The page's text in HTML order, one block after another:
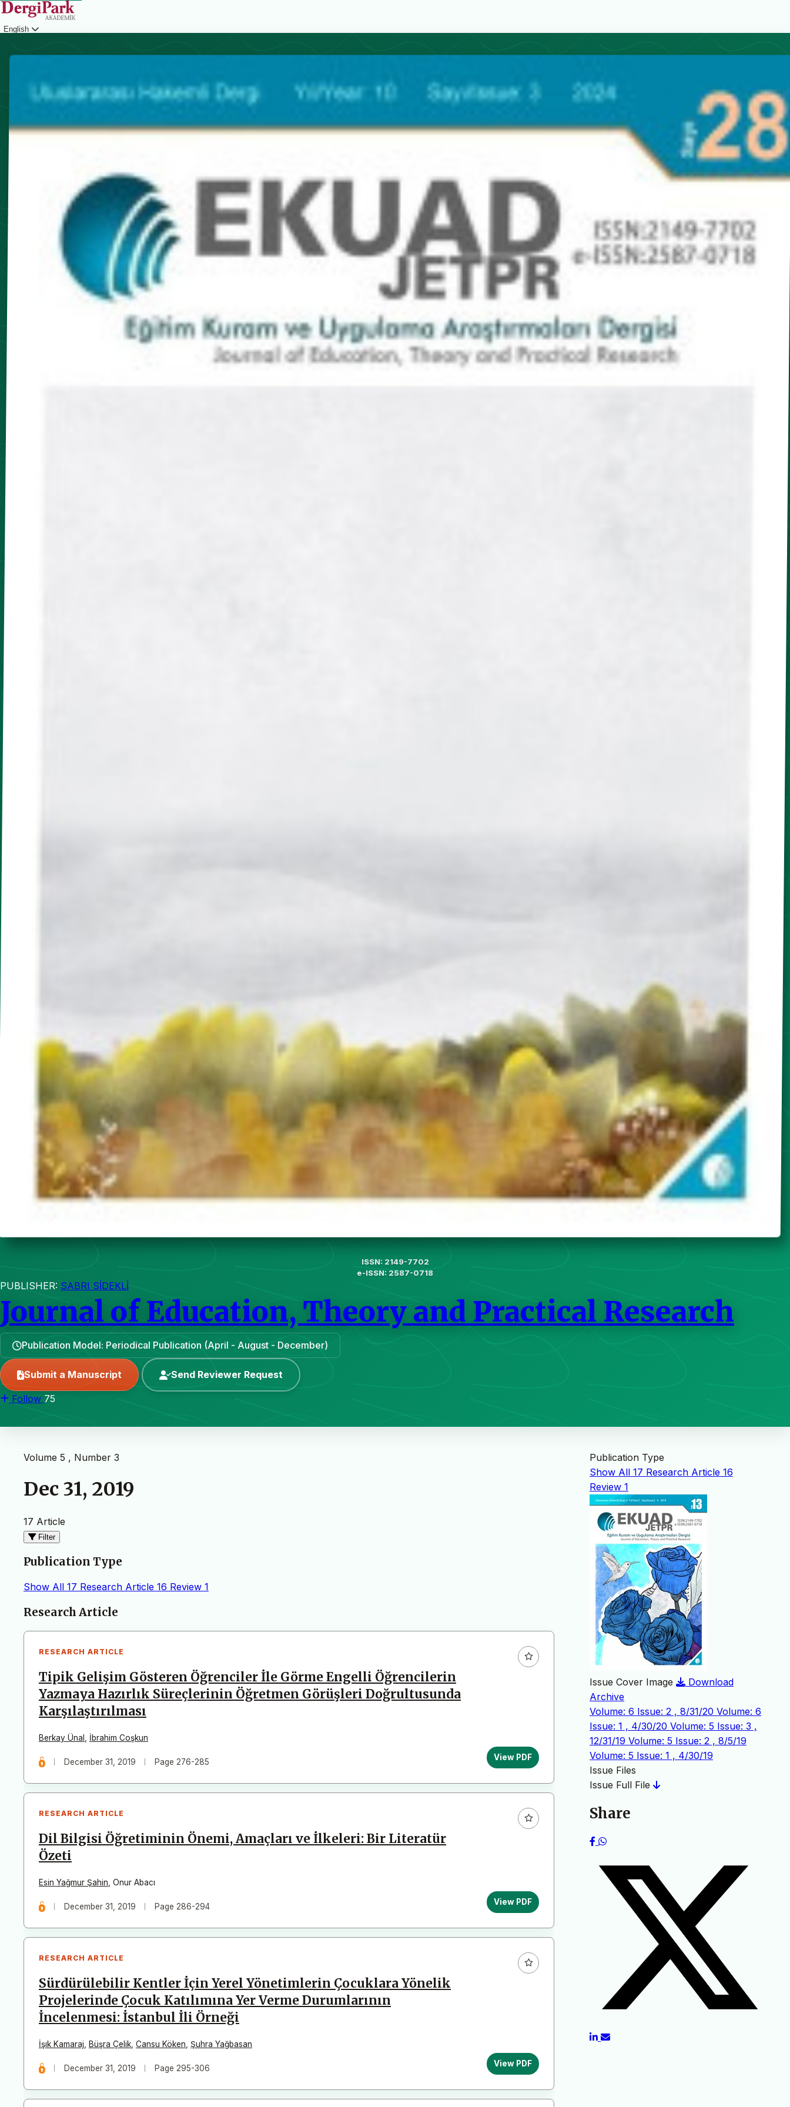
English
ISSN: 2149-7702
e-ISSN: 2587-0718
PUBLISHER: SABRI SİDEKLİ
Journal of Education, Theory and Practical Research
Publication Model: Periodical Publication (April - August - December)
Submit a Manuscript Send Reviewer Request
Follow 75
Volume 5 , Number 3
Dec 31, 2019
17 Article
Filter
Publication Type
Show All 17 Research Article 16 Review 1
Articles
Research Article
RESEARCH ARTICLE
Tipik Gelişim Gösteren Öğrenciler İle Görme Engelli Öğrencilerin
Yazmaya Hazırlık Süreçlerinin Öğretmen Görüşleri Doğrultusunda
Karşılaştırılması
Berkay Ünal İbrahim Coşkun
December 31, 2019 Page 276-285 View PDF
RESEARCH ARTICLE
Dil Bilgisi Öğretiminin Önemi, Amaçları ve İlkeleri: Bir Literatür
Özeti
Esin Yağmur Şahin Onur Abacı
December 31, 2019 Page 286-294 View PDF
RESEARCH ARTICLE
Sürdürülebilir Kentler İçin Yerel Yönetimlerin Çocuklara Yönelik
Projelerinde Çocuk Katılımına Yer Verme Durumlarının
İncelenmesi: İstanbul İli Örneği
İşık Kamaraj Büşra Çelik Cansu Köken Şuhra Yağbasan
December 31, 2019 Page 295-306 View PDF
Publication Type
Show All 17 Research Article 16
Review 1
Issue Cover Image
Download
Archive
Volume: 6 Issue: 2 , 8/31/20 Volume: 6
Issue: 1 , 4/30/20 Volume: 5 Issue: 3 ,
12/31/19 Volume: 5 Issue: 2 , 8/5/19
Volume: 5 Issue: 1 , 4/30/19
Issue Files
Issue Full File
Share